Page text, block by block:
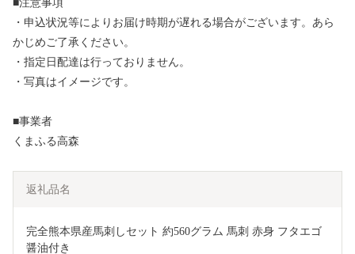
■注意事項
・申込状況等によりお届け時期が遅れる場合がございます。あら
かじめご了承ください。
・指定日配達は行っておりません。
・写真はイメージです。
■事業者
くまふる高森
返礼品名
完全熊本県産馬刺しセット 約560グラム 馬刺 赤身 フタエゴ
醤油付き